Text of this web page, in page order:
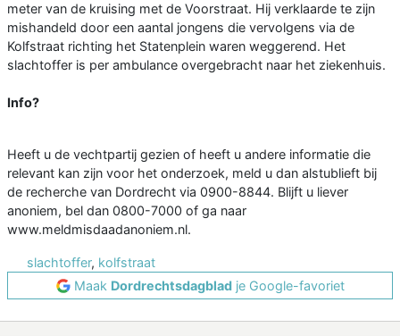
meter van de kruising met de Voorstraat. Hij verklaarde te zijn
mishandeld door een aantal jongens die vervolgens via de
Kolfstraat richting het Statenplein waren weggerend. Het
slachtoffer is per ambulance overgebracht naar het ziekenhuis.
Info?
Heeft u de vechtpartij gezien of heeft u andere informatie die
relevant kan zijn voor het onderzoek, meld u dan alstublieft bij
de recherche van Dordrecht via 0900-8844. Blijft u liever
anoniem, bel dan 0800-7000 of ga naar
www.meldmisdaadanoniem.nl.
slachtoffer, kolfstraat
Maak Dordrechtsdagbladje Google-favoriet